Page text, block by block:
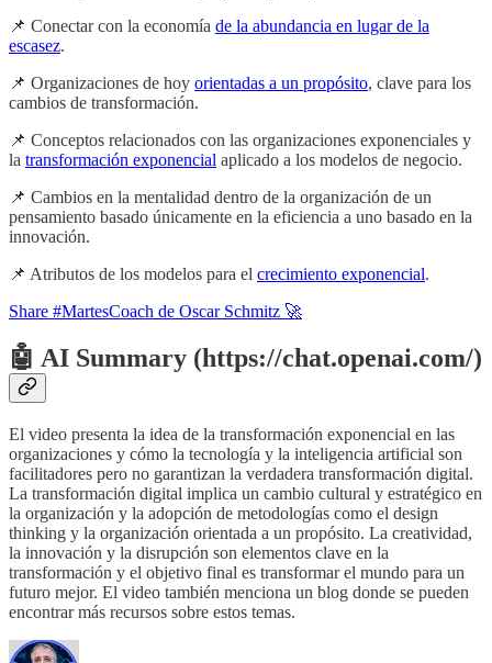
📌 Conectar con la economía de la abundancia en lugar de la
escasez.
📌 Organizaciones de hoy orientadas a un propósito, clave para los
cambios de transformación.
📌 Conceptos relacionados con las organizaciones exponenciales y
la transformación exponencial aplicado a los modelos de negocio.
📌 Cambios en la mentalidad dentro de la organización de un
pensamiento basado únicamente en la eficiencia a uno basado en la
innovación.
📌 Atributos de los modelos para el crecimiento exponencial.
Share #MartesCoach de Oscar Schmitz 🚀
🤖 AI Summary (https://chat.openai.com/)
El video presenta la idea de la transformación exponencial en las
organizaciones y cómo la tecnología y la inteligencia artificial son
facilitadores pero no garantizan la verdadera transformación digital.
La transformación digital implica un cambio cultural y estratégico en
la organización y la adopción de metodologías como el design
thinking y la organización orientada a un propósito. La creatividad,
la innovación y la disrupción son elementos clave en la
transformación y el objetivo final es transformar el mundo para un
futuro mejor. El video también menciona un blog donde se pueden
encontrar más recursos sobre estos temas.